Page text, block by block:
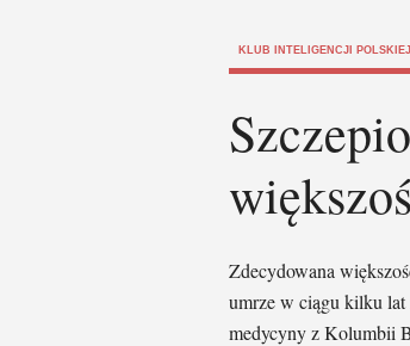
KLUB INTELIGENCJI POLSKIEJ
Zdecydowana
umrze w ciągu kilku lat
medycyny z Kolumbii